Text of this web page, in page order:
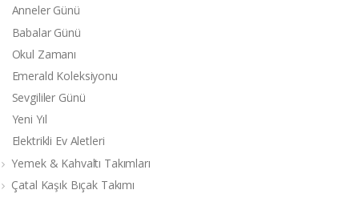
Anneler Günü
Babalar Günü
Okul Zamanı
Emerald Koleksiyonu
Sevgililer Günü
Yeni Yıl
Elektrikli Ev Aletleri
Yemek & Kahvaltı Takımları
Çatal Kaşık Bıçak Takımı